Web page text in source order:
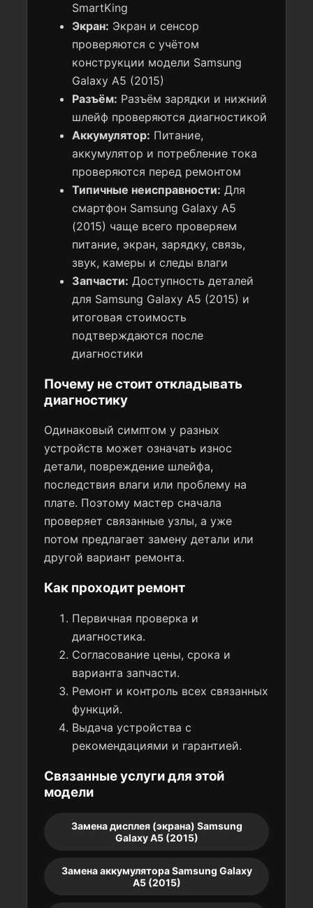
SmartKing
Экран: Экран и сенсор
проверяются с учётом
конструкции модели Samsung
Galaxy A5 (2015)
Разъём: Разъём зарядки и нижний
шлейф проверяются диагностикой
Аккумулятор: Питание,
аккумулятор и потребление тока
проверяются перед ремонтом
Типичные неисправности: Для
смартфон Samsung Galaxy A5
(2015) чаще всего проверяем
питание, экран, зарядку, связь,
звук, камеры и следы влаги
Запчасти: Доступность деталей
для Samsung Galaxy A5 (2015) и
итоговая стоимость
подтверждаются после
диагностики
Почему не стоит откладывать
диагностику
Одинаковый симптом у разных
устройств может означать износ
детали, повреждение шлейфа,
последствия влаги или проблему на
плате. Поэтому мастер сначала
проверяет связанные узлы, а уже
потом предлагает замену детали или
другой вариант ремонта.
Как проходит ремонт
Первичная проверка и
диагностика.
Согласование цены, срока и
варианта запчасти.
Ремонт и контроль всех связанных
функций.
Выдача устройства с
рекомендациями и гарантией.
Связанные услуги для этой
модели
Замена дисплея (экрана) Samsung
Galaxy A5 (2015)
Замена аккумулятора Samsung Galaxy
A5 (2015)